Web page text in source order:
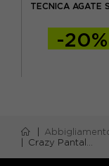
TECNICA AGATE
-20%
Crazy Pantaloni Trekking Traverse Pop Donna